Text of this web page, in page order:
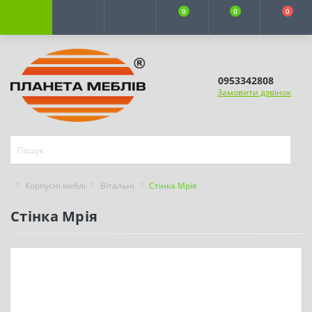
0 0 0
0953342808
Замовити дзвінок
Корпусні меблі Вітальні Стінка Мрія
Стінка Мрія